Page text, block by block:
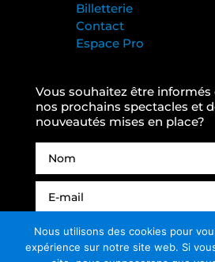
Billetterie
Contact
Espace Pro
Vous souhaitez être informés
nos prochains spectacles et
nouveautés mises en place?
JE
Alternative:
Nous utilisons des cookies pour
expérience sur notre site web. Si